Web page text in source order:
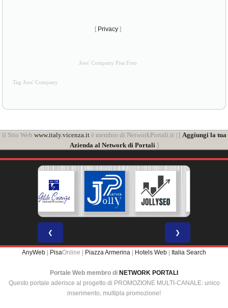
[ Privacy ]
Joes' Company Pisa Foto
Tag Joes' Company
il Sito Web www.italy.vicenza.itè membro di NetworkPortali.it | [ Aggiungi la tua
Azienda al Network di Portali]
❮ ❯
AnyWeb PisaOnline | Piazza Armerina Hotels Web Italia Search
Portale Web membro di NETWORK PORTALI
Questo portale aderisce al progetto di PROMOZIONE MULTI-CANALE: unico
inserimento, multipla promozione!